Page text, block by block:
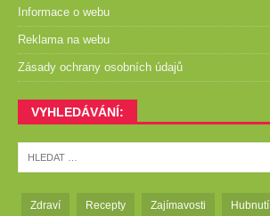
Informace o webu
Reklama na webu
Zásady ochrany osobních údajů
VYHLEDÁVÁNÍ:
Zdraví Recepty Zajímavosti Hubnutí